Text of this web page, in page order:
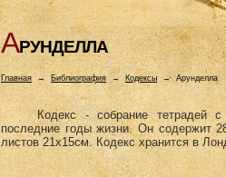
АРУHДЕЛЛА
Главная→ Библиография →Кодексы → Арунделла
Кодекс - собрание тетрадей
последние годы жизни. Он содержит
листов 21х15см. Кодекс хранится в